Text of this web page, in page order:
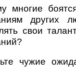
многие
других
свои
чужие